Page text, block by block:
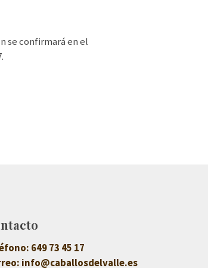
se confirmará en el
649 73 45 17
info@caballosdelvalle.es